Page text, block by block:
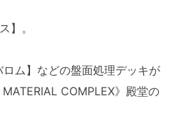
】。
ム】などの盤面処理デッキが
COMPLEX》殿堂の